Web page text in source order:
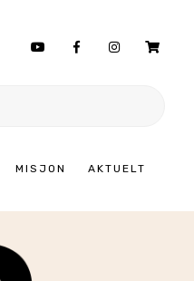
MISJON AKTUELT